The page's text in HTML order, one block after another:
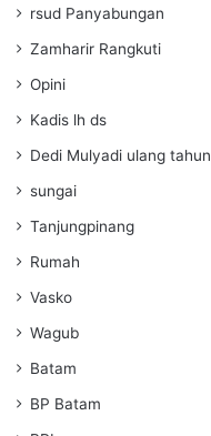
rsud Panyabungan
Zamharir Rangkuti
Opini
Kadis lh ds
Dedi Mulyadi ulang tahun
sungai
Tanjungpinang
Rumah
Vasko
Wagub
Batam
BP Batam